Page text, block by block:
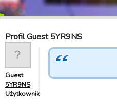
Profil Guest 5YR9NS
Guest
5YR9NS
Użytkownik